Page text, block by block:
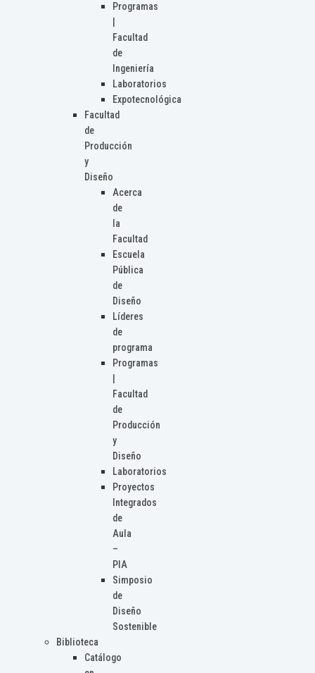
Programas
Facultad
de
Ingeniería
Laboratorios
Expotecnológica
Facultad
de
Producción
y
Diseño
Acerca
de
la
Facultad
Escuela
Pública
de
Diseño
Líderes
de
programa
Programas
Facultad
de
Producción
y
Diseño
Laboratorios
Proyectos
Integrados
de
Aula
–
PIA
Simposio
de
Diseño
Sostenible
Biblioteca
Catálogo